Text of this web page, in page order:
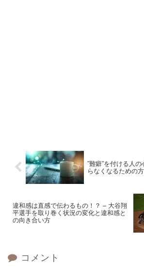
”難癖”を付ける人
らなくなるための
違和感は直感で伝わるもの！？ – 大谷翔
平選手を取り巻く状況の変化と違和感と
の向き合い方
コメント